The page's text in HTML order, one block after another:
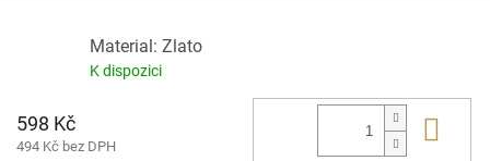
Material: Zlato
K dispozici
598 Kč
494 Kč bez DPH